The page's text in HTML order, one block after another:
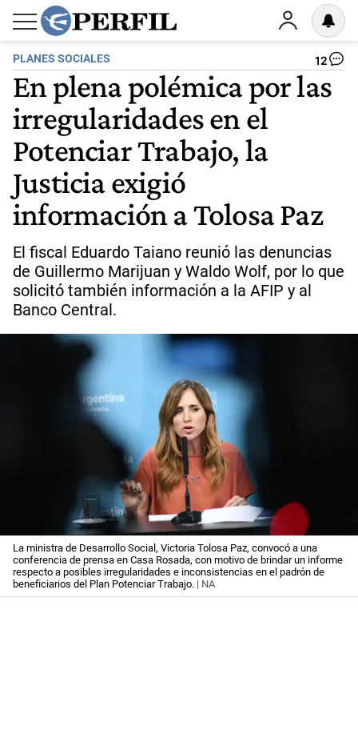
PLANES SOCIALES 12
En plena polémica por las
irregularidades en el
Potenciar Trabajo, la
Justicia exigió
información a Tolosa Paz
El fiscal Eduardo Taiano reunió las denuncias
de Guillermo Marijuan y Waldo Wolf, por lo que
solicitó también información a la AFIP y al
Banco Central.
La ministra de Desarrollo Social, Victoria Tolosa Paz, convocó a una
conferencia de prensa en Casa Rosada, con motivo de brindar un informe
respecto a posibles irregularidades e inconsistencias en el padrón de
beneficiarios del Plan Potenciar Trabajo. | NA